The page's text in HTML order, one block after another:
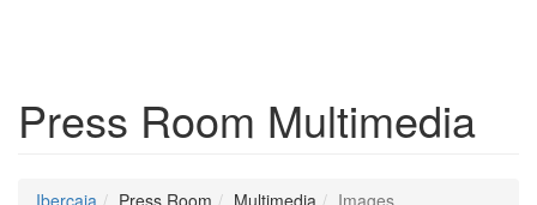
Press Room Multimedia